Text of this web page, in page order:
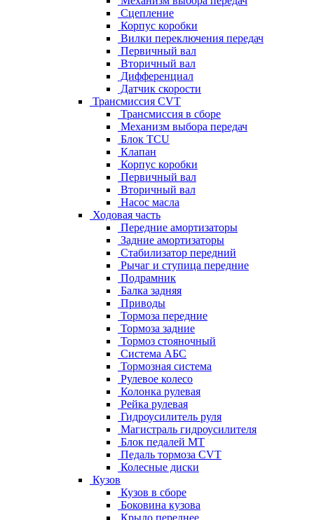
Сцепление
Корпус коробки
Вилки переключения передач
Первичный вал
Вторичный вал
Дифференциал
Датчик скорости
Трансмиссия CVT
Трансмиссия в сборе
Механизм выбора передач
Блок TCU
Клапан
Корпус коробки
Первичный вал
Вторичный вал
Насос масла
Ходовая часть
Передние амортизаторы
Задние амортизаторы
Стабилизатор передний
Рычаг и ступица передние
Подрамник
Балка задняя
Приводы
Тормоза передние
Тормоза задние
Тормоз стояночный
Система АБС
Тормозная система
Рулевое колесо
Колонка рулевая
Рейка рулевая
Гидроусилитель руля
Магистраль гидроусилителя
Блок педалей МТ
Педаль тормоза CVT
Колесные диски
Кузов
Кузов в сборе
Боковина кузова
Крыло переднее